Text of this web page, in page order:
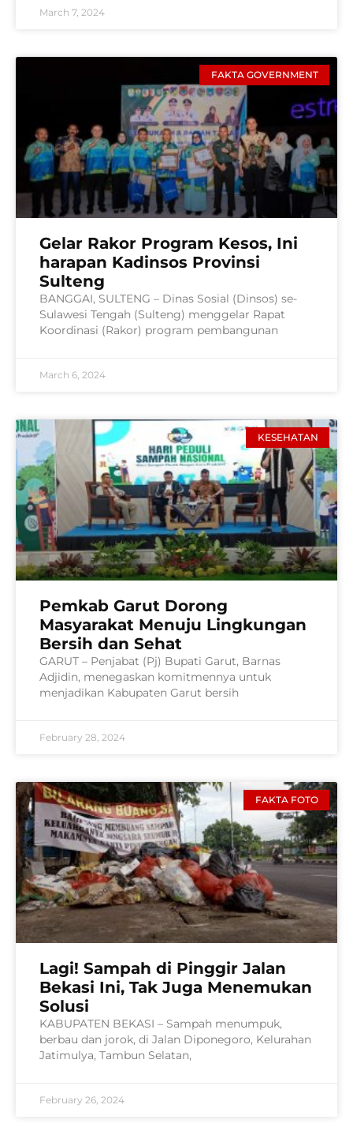
March 7, 2024
FAKTA GOVERNMENT
Gelar Rakor Program Kesos, Ini
harapan Kadinsos Provinsi
Sulteng
BANGGAI, SULTENG – Dinas Sosial (Dinsos) se-
Sulawesi Tengah (Sulteng) menggelar Rapat
Koordinasi (Rakor) program pembangunan
March 6, 2024
KESEHATAN
Pemkab Garut Dorong
Masyarakat Menuju Lingkungan
Bersih dan Sehat
GARUT – Penjabat (Pj) Bupati Garut, Barnas
Adjidin, menegaskan komitmennya untuk
menjadikan Kabupaten Garut bersih
February 28, 2024
FAKTA FOTO
Lagi! Sampah di Pinggir Jalan
Bekasi Ini, Tak Juga Menemukan
Solusi
KABUPATEN BEKASI – Sampah menumpuk,
berbau dan jorok, di Jalan Diponegoro, Kelurahan
Jatimulya, Tambun Selatan,
February 26, 2024